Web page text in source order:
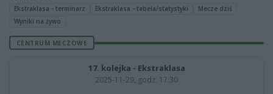
Ekstraklasa - terminarz
Ekstraklasa - tabela/statystyki
Mecze dziś
Wyniki na żywo
CENTRUM MECZOWE
17. kolejka - Ekstraklasa
2025-11-29, godz. 17:30